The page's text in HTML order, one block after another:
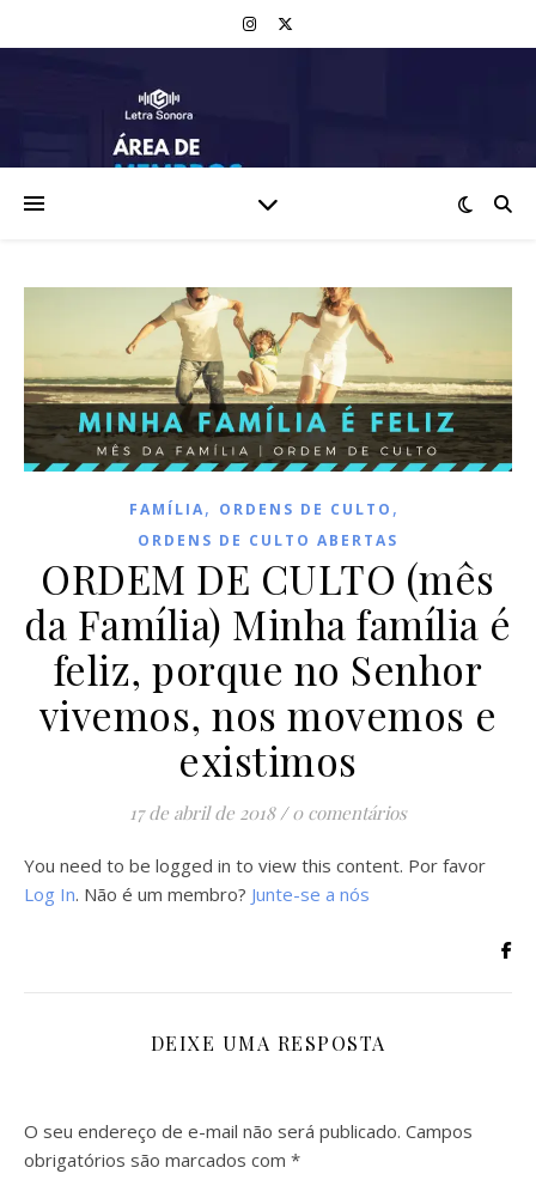
FAMÍLIA, ORDENS DE CULTO ,
ORDENS DE CULTO ABERTAS
ORDEM DE CULTO (mês
da Família) Minha família é
feliz, porque no Senhor
vivemos, nos movemos e
existimos
17 de abril de 2018 / 0 comentários
You need to be logged in to view this content. Por favor
Log In. Não é um membro? Junte-se a nós
DEIXE UMA RESPOSTA
O seu endereço de e-mail não será publicado. Campos
obrigatórios são marcados com *